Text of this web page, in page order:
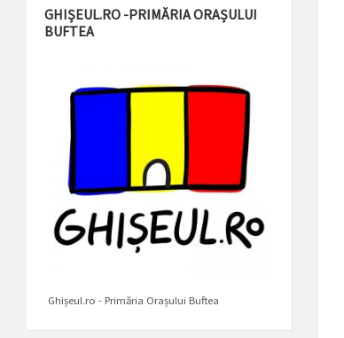
GHIȘEUL.RO -PRIMĂRIA ORAȘULUI
BUFTEA
Ghișeul.ro - Primăria Orașului Buftea